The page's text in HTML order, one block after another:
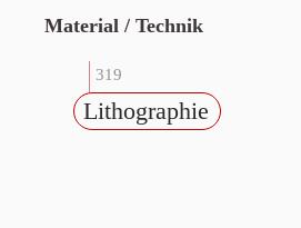
Material / Technik
319
Lithographie